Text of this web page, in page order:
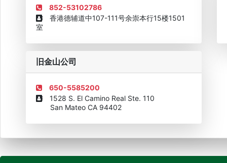
852-53102786
香港德辅道中107-111号余崇本行15楼1501
室
旧金山公司
650-5585200
1528 S. El Camino Real Ste. 110
San Mateo CA 94402